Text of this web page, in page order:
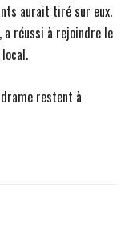
aurait tiré sur eux.
a réussi à rejoindre le
restent à